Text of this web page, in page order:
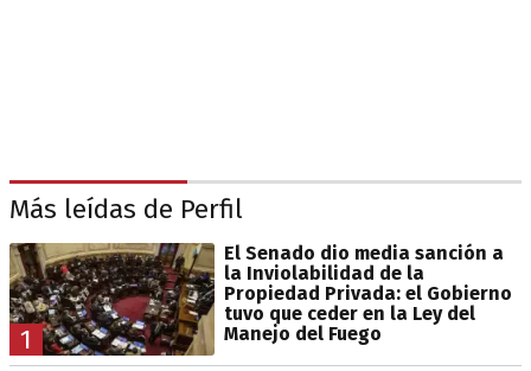
Más leídas de Perfil
1
El Senado dio media sanción a
la Inviolabilidad de la
Propiedad Privada: el Gobierno
tuvo que ceder en la Ley del
Manejo del Fuego